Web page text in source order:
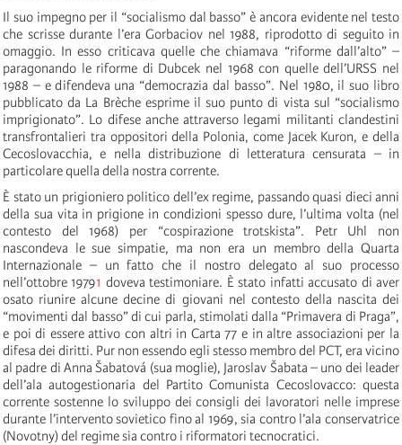
Il suo impegno per il “socialismo dal basso” è ancora evidente nel testo
che scrisse durante l’era Gorbaciov nel 1988, riprodotto di seguito in
omaggio. In esso criticava quelle che chiamava “riforme dall’alto” –
paragonando le riforme di Dubcek nel 1968 con quelle dell’URSS nel
1988 – e difendeva una “democrazia dal basso”. Nel 1980, il suo libro
pubblicato da La Brèche esprime il suo punto di vista sul “socialismo
imprigionato”. Lo difese anche attraverso legami militanti clandestini
transfrontalieri tra oppositori della Polonia, come Jacek Kuron, e della
Cecoslovacchia, e nella distribuzione di letteratura censurata – in
particolare quella della nostra corrente.
È stato un prigioniero politico dell’ex regime, passando quasi dieci anni
della sua vita in prigione in condizioni spesso dure, l’ultima volta (nel
contesto del 1968) per “cospirazione trotskista”. Petr Uhl non
nascondeva le sue simpatie, ma non era un membro della Quarta
Internazionale – un fatto che il nostro delegato al suo processo
nell’ottobre 19791 doveva testimoniare. È stato infatti accusato di aver
osato riunire alcune decine di giovani nel contesto della nascita dei
“movimenti dal basso” di cui parla, stimolati dalla “Primavera di Praga”,
e poi di essere attivo con altri in Carta 77 e in altre associazioni per la
difesa dei diritti. Pur non essendo egli stesso membro del PCT, era vicino
al padre di Anna Šabatová (sua moglie), Jaroslav Šabata – uno dei leader
dell’ala autogestionaria del Partito Comunista Cecoslovacco: questa
corrente sostenne lo sviluppo dei consigli dei lavoratori nelle imprese
durante l’intervento sovietico fino al 1969, sia contro l’ala conservatrice
(Novotny) del regime sia contro i riformatori tecnocratici.